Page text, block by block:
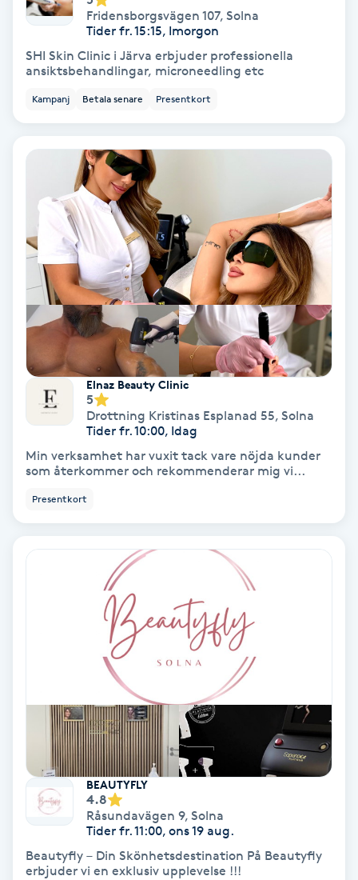
Permanent
Permanent hårborttagning
Permanent ögonbrynsmakeup
Personal shopper
Personlig tränare
Picolaser
Piercing
Pigmentbehandling
Pigmentfläckar
Plastikkirurgi
Powder brows
PRP (Platelet Rich Plasma)
Radiofrekvens
Rakning
Fridensborgsvägen 107, Solna
Tider fr. 15:15, Imorgon
SHI Skin Clinic i Järva erbjuder professionella
ansiktsbehandlingar, microneedling etc
Kampanj Betala senare Presentkort
Elnaz Beauty Clinic
5
Drottning Kristinas Esplanad 55, Solna
Tider fr. 10:00, Idag
Min verksamhet har vuxit tack vare nöjda kunder
som återkommer och rekommenderar mig vi...
Presentkort
BEAUTYFLY
4.8
Råsundavägen 9, Solna
Tider fr. 11:00, ons 19 aug.
Beautyfly – Din Skönhetsdestination På Beautyfly
erbjuder vi en exklusiv upplevelse !!!